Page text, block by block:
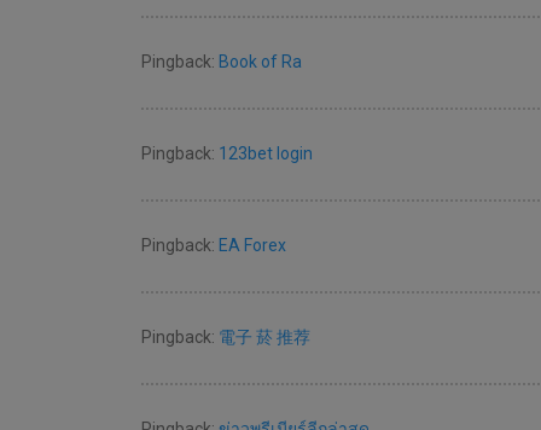
Pingback: Book of Ra
Pingback: 123bet login
Pingback: EA Forex
Pingback: 電子 菸 推荐